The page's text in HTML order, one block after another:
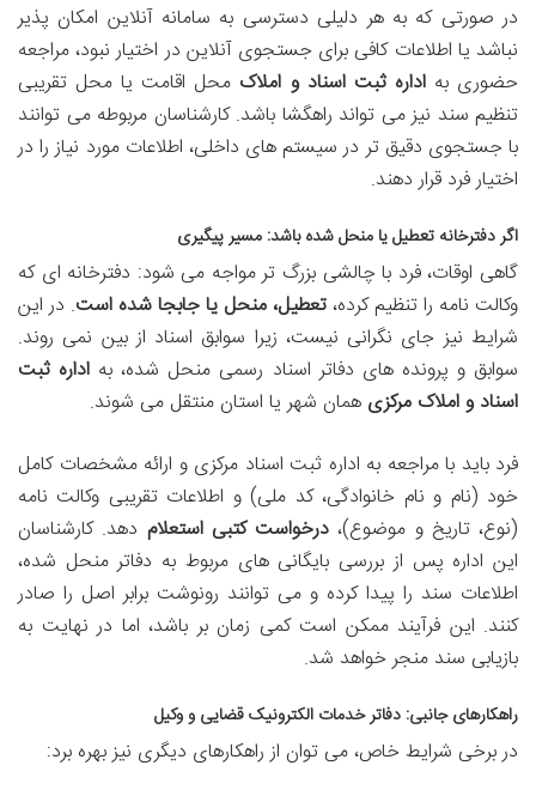
در صورتی که به هر دلیلی دسترسی به سامانه آنلاین امکان پذیر
نباشد یا اطلاعات کافی برای جستجوی آنلاین در اختیار نبود، مراجعه
حضوری بهاداره ثبت اسناد و املاک محل اقامت یا محل تقریبی
تنظیم سند نیز می تواند راهگشا باشد. کارشناسان مربوطه می توانند
با جستجوی دقیق تر در سیستم های داخلی، اطلاعات مورد نیاز را در
اختیار فرد قرار دهند.
اگر دفترخانه تعطیل یا منحل شده باشد: مسیر پیگیری
گاهی اوقات، فرد با چالشی بزرگ تر مواجه می شود: دفترخانه ای که
وکالت نامه را تنظیم کرده، تعطیل، منحل یا جابجا شده است. در این
شرایط نیز جای نگرانی نیست، زیرا سوابق اسناد از بین نمی روند.
سوابق و پرونده های دفاتر اسناد رسمی منحل شده، به اداره ثبت
اسناد و املاک مرکزی همان شهر یا استان منتقل می شوند.
فرد باید با مراجعه به اداره ثبت اسناد مرکزی و ارائه مشخصات کامل
خود (نام و نام خانوادگی، کد ملی) و اطلاعات تقریبی وکالت نامه
(نوع، تاریخ و موضوع)، درخواست کتبی استعلام دهد. کارشناسان
این اداره پس از بررسی بایگانی های مربوط به دفاتر منحل شده،
اطلاعات سند را پیدا کرده و می توانند رونوشت برابر اصل را صادر
کنند. این فرآیند ممکن است کمی زمان بر باشد، اما در نهایت به
بازیابی سند منجر خواهد شد.
راهکارهای جانبی: دفاتر خدمات الکترونیک قضایی و وکیل
در برخی شرایط خاص، می توان از راهکارهای دیگری نیز بهره برد: